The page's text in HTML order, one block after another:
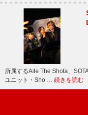
所属するAile The Shota、
ユニット・Sho … 続きを読む